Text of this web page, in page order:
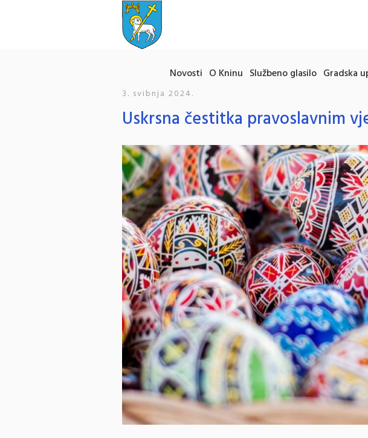
Novosti O Kninu Službeno glasilo Gradska
3. svibnja 2024.
Uskrsna čestitka pravoslavnim